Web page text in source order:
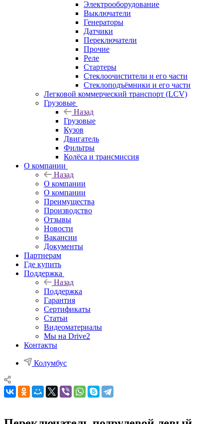
Электрооборудование
Выключатели
Генераторы
Датчики
Переключатели
Прочие
Реле
Стартеры
Стеклоочистители и его части
Стеклоподъёмники и его части
Легковой коммерческий транспорт (LCV)
Грузовые
Назад
Грузовые
Кузов
Двигатель
Фильтры
Колёса и трансмиссия
О компании
Назад
О компании
О компании
Преимущества
Производство
Отзывы
Новости
Вакансии
Документы
Партнерам
Где купить
Поддержка
Назад
Поддержка
Гарантия
Сертификаты
Статьи
Видеоматериалы
Мы на Drive2
Контакты
Колумбус